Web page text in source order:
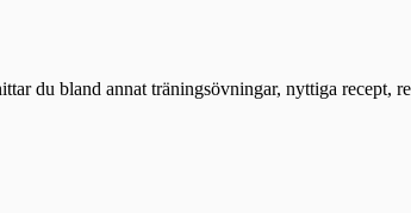
du bland annat träningsövningar, nyttiga recept,